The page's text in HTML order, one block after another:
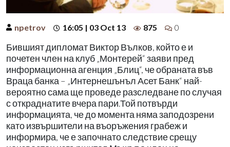
npetrov 16:05 | 03 Oct 13 875 0
Бившият дипломат Виктор Вълков, който е и
почетен член на клуб „Монтерей“ заяви пред
информационна агенция „Блиц“, че обраната във
Враца банка – „Интернешънъл Асет Банк“ най-
вероятно сама ще проведе разследване по случая
с откраднатите вчера пари.Той потвърди
информацията, че до момента няма заподозрени
като извършители на въоръжения грабеж и
информира, че е започнато следствие срещу